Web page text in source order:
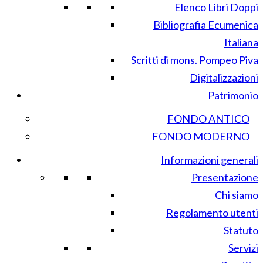
Elenco Libri Doppi
Bibliografia Ecumenica
Italiana
Scritti di mons. Pompeo Piva
Digitalizzazioni
Patrimonio
FONDO ANTICO
FONDO MODERNO
Informazioni generali
Presentazione
Chi siamo
Regolamento utenti
Statuto
Servizi